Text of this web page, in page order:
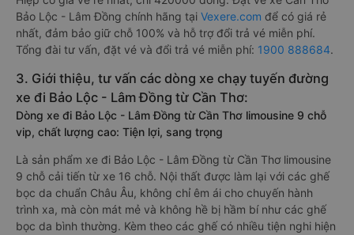
Bảo Lộc - Lâm Đồng chính hãng tại Vexere.com để có giá rẻ
nhất, đảm bảo giữ chỗ 100% và hỗ trợ đổi trả vé miễn phí.
Tổng đài tư vấn, đặt vé và đổi trả vé miễn phí: 1900 888684.
3. Giới thiệu, tư vấn các dòng xe chạy tuyến đường
xe đi Bảo Lộc - Lâm Đồng từ Cần Thơ:
Dòng xe đi Bảo Lộc - Lâm Đồng từ Cần Thơ limousine 9 chỗ
vip, chất lượng cao: Tiện lợi, sang trọng
Là sản phẩm xe đi Bảo Lộc - Lâm Đồng từ Cần Thơ limousine
9 chỗ cải tiến từ xe 16 chỗ. Nội thất được làm lại với các ghế
bọc da chuẩn Châu Âu, không chỉ êm ái cho chuyến hành
trình xa, mà còn mát mẻ và không hề bị hầm bí như các ghế
bọc da bình thường. Kèm theo các ghế có nhiều tiện nghi hiện